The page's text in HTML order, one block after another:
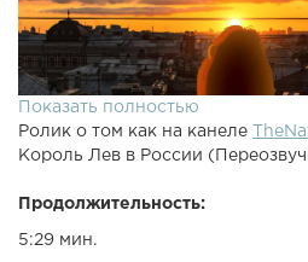
Показать полностью
Ролик о том как на канеле
Король Лев в России
Продолжительность:
5:29 мин.